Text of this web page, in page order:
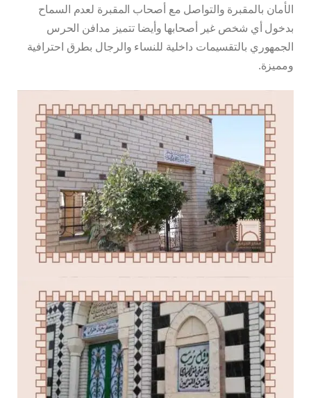
الأمان بالمقبرة والتواصل مع أصحاب المقبرة لعدم السماح
بدخول أي شخص غير أصحابها وأيضا تتميز مدافن الحرس
الجمهوري بالتقسيمات داخلية للنساء والرجال بطرق احترافية
ومميزة.